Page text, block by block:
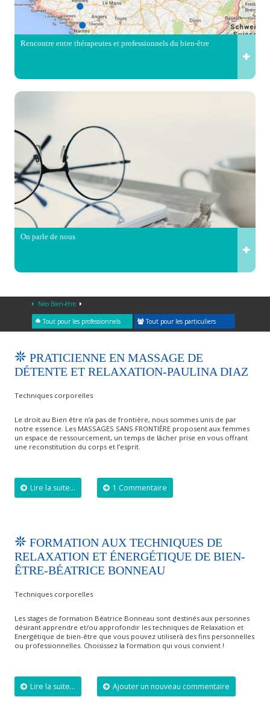
Rencontre entre thérapeutes et professionnels du bien-être
On parle de nous
Neo Bien-être
Tout pour les professionnels Tout pour les particuliers
PRATICIENNE EN MASSAGE DE
DÉTENTE ET RELAXATION-PAULINA DIAZ
Techniques corporelles
Le droit au Bien être n’a pas de frontière, nous sommes unis de par
notre essence. Les MASSAGES SANS FRONTIÈRE proposent aux femmes
un espace de ressourcement, un temps de lâcher prise en vous offrant
une reconstitution du corps et l’esprit.
Lire la suite... 1 Commentaire
FORMATION AUX TECHNIQUES DE
RELAXATION ET ÉNERGÉTIQUE DE BIEN-
ÊTRE-BÉATRICE BONNEAU
Techniques corporelles
Les stages de formation Béatrice Bonneau sont destinés aux personnes
désirant apprendre et/ou approfondir les techniques de Relaxation et
Energétique de bien-être que vous pouvez utiliserà des fins personnelles
ou professionnelles. Choisissez la formation qui vous convient !
Lire la suite... Ajouter un nouveau commentaire